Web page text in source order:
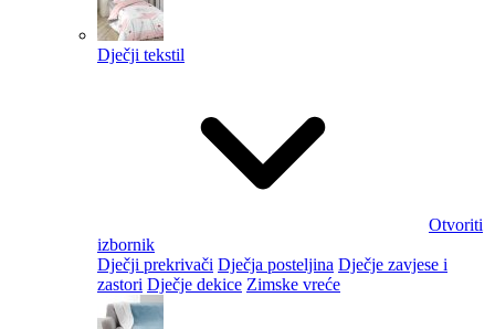
Dječji tekstil
Otvoriti
izbornik
Dječji prekrivači Dječja posteljina Dječje zavjese i
zastori Dječje dekice Zimske vreće